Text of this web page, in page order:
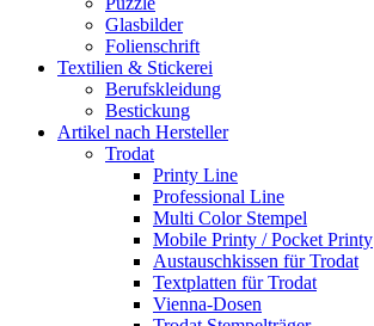
Glasbilder
Folienschrift
Textilien & Stickerei
Berufskleidung
Bestickung
Artikel nach Hersteller
Trodat
Printy Line
Professional Line
Multi Color Stempel
Mobile Printy / Pocket Printy
Austauschkissen für Trodat
Textplatten für Trodat
Vienna-Dosen